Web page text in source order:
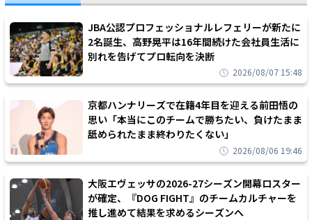
JBA公認プロフェッショナルレフェリーが新たに
2名誕生、高野晃平は16年間続けた会社員生活に
別れを告げてプロ転向を決断
2026/08/07 15:48
京都ハンナリーズで在籍4年目を迎える前田悟の
思い「本当にこのチームで勝ちたい、負けたまま
舐められたまま終わりたくない」
2026/08/06 19:46
大阪エヴェッサの2026-27シーズン開幕ロスター
が確定、『DOG FIGHT』のチームカルチャーを
推し進めて結果を求めるシーズンへ